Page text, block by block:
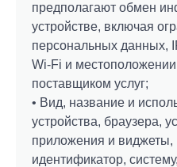
предполагают обмен
устройстве, включая
персональных данных,
Wi-Fi и
поставщиком услуг;
• Вид, название и
устройства, браузера,
приложения и виджеты,
идентификатор,
Номер купона
Стать партнером
Не нашли ответ? Задайте
Оставить свой отзыв о нас